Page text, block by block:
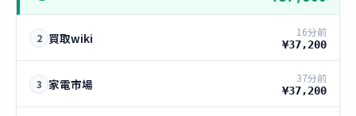
2 買取wiki 16分前
¥37,200
3 家電市場 37分前
¥37,200